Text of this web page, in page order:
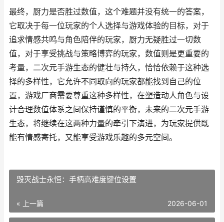
最终，厨力是否胜过数值，这个难题并没有统一的答案，
它取决于每一位玩家的个人选择与游戏体验的目标，对于
追求情感共鸣与角色陪伴的玩家，厨力无疑胜过一切数
值，对于享受挑战与策略博弈的玩家，数值则是更重要的
考量，二次元手游生态的健壮与持久，恰恰依赖于这种选
择的多样性，它允许不同取向的玩家都能找到自己的位
置，游戏厂商需要尊重这种多样性，在塑造动人角色与设
计合理数值体系之间保持谨慎的平衡，未来的二次元手游
生态，将继续在这两种力量的牵引下演进，为玩家提供既
能有情感寄托，又能享受游戏乐趣的多元空间。
毁灭战士永恒：手柄高难度键位设置
« 上一篇 2026-06-01